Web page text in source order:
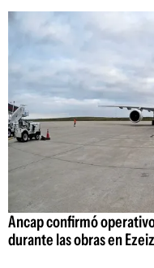
Ancap confirmó
durante las obras en